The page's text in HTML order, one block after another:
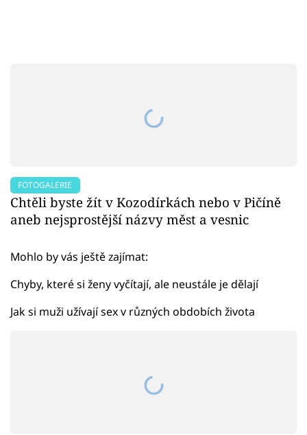
FOTOGALERIE
Chtěli byste žít v Kozodírkách nebo v Pičíně
aneb nejsprostější názvy měst a vesnic
Mohlo by vás ještě zajímat:
Chyby, které si ženy vyčítají, ale neustále je dělají
Jak si muži užívají sex v různých obdobích života